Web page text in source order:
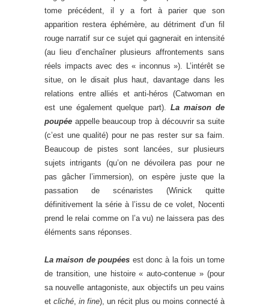
tome précédent, il y a fort à parier que son
apparition restera éphémère, au détriment d’un fil
rouge narratif sur ce sujet qui gagnerait en intensité
(au lieu d’enchaîner plusieurs affrontements sans
réels impacts avec des « inconnus »). L’intérêt se
situe, on le disait plus haut, davantage dans les
relations entre alliés et anti-héros (Catwoman en
est une également quelque part). La maison de
poupée appelle beaucoup trop à découvrir sa suite
(c’est une qualité) pour ne pas rester sur sa faim.
Beaucoup de pistes sont lancées, sur plusieurs
sujets intrigants (qu’on ne dévoilera pas pour ne
pas gâcher l’immersion), on espère juste que la
passation de scénaristes (Winick quitte
définitivement la série à l’issu de ce volet, Nocenti
prend le relai comme on l’a vu) ne laissera pas des
éléments sans réponses.
La maison de poupées est donc à la fois un tome
de transition, une histoire « auto-contenue » (pour
sa nouvelle antagoniste, aux objectifs un peu vains
et cliché, in fine), un récit plus ou moins connecté à